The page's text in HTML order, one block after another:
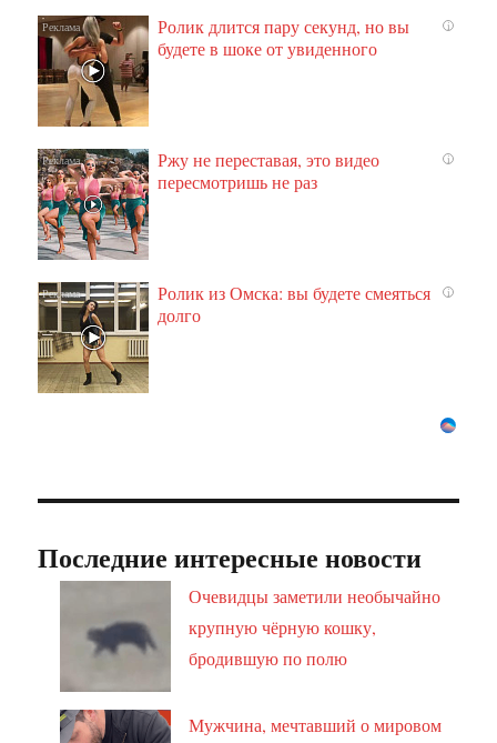
i
Ролик длится пару секунд, но вы
будете в шоке от увиденного
i
Ржу не переставая, это видео
пересмотришь не раз
i
Ролик из Омска: вы будете смеяться
долго
Последние интересные новости
Очевидцы заметили необычайно
крупную чёрную кошку,
бродившую по полю
Мужчина, мечтавший о мировом